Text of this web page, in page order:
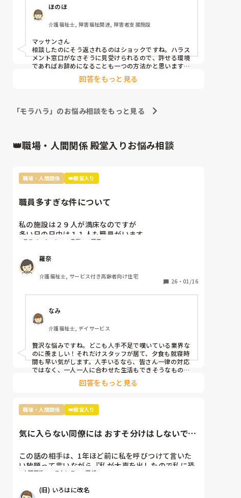
ほのほ
介護福祉士, 障害福祉関連, 障害者支援施設
マッサンさん
相談したのにそう返されるのはショックですね。ハラス
メント窓口がなさそうに見受けられるので、許せる環境
であればお辞めになることも一つの方法かと思います。
私はバラして欲しくない個人情報を管理職からバラされ
かけられそうになりました。他の職員がその管理を止め
てくれました。
いただいているので安心して現在もいられます。
回答をもっと見る
「モラハラ」のお悩み相談をもっと見る
👑職場・人間関係 殿堂入りお悩み相談
職場・人間関係 👑殿堂入り
職員多すぎな件について
私の施設は２９人が満床なのですが
多い日の日中は１１人も職員がいます。
なので暇すぎて仕事内容がないです。
2人は掃除担当なので居室掃除やシーツ交換は
掃除担当がされるのですが、介護側の職員のすること
もないため廊下の掃除や壁拭き、手すり消毒などの掃
除をしています。
レクは午前と午後にしているし、他に何か職員がした
不満なのは16時までの勤務の職員が多いので、16時〜
18時は2人です。17時夕食が提供されるのですが
早く食べてもらって18時までには全員寝てもらうんで
す。
モチベーション 愚痴 職員
羅奈
介護福祉士, サービス付き高齢者向け住宅
26 ・ 01/16
なみ
介護福祉士, デイサービス
贅沢な悩みですね。どこも人手不足で嘆いている業界な
のに羨ましい！それだけスタッフが居て、夕食も就寝時
間も早い気がします。人手いるなら、皆さん一律の対応
ではなく、一人一人に合わせた生活もできそうなもので
す。利用者さんと寄り添って会話をしてニーズを拾い上
げたり、散歩に行ったり、イベントを開催したり、工作
るのが介護です。スタッフ同士で世間話して時間を潰し
ていませんか？利用者様の生活の質向上のために何がで
回答をもっと見る
職場・人間関係 👑殿堂入り
気に入らない同僚には おすそ分けはしないです
この話の相手は、1年ほど前に私を呼びつけて言いた
い放題って言いながら『私が大声を出したので私に恐
怖を感じ、仕事が一緒にできない』と因縁をつけてき
た 看護師Nなんですが…
人間関係 ストレス 職場
(旧) いろはに改名